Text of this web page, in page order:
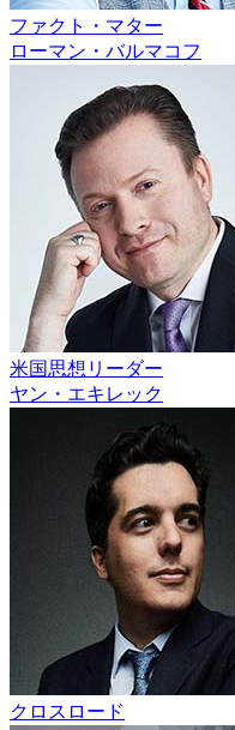
ファクト・マター
ローマン・バルマコフ
米国思想リーダー
ヤン・エキレック
クロスロード